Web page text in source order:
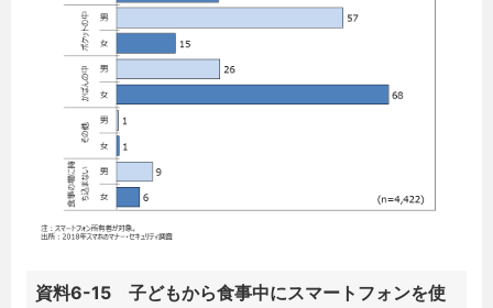
資料6-15 子どもから食事中にスマートフォンを使